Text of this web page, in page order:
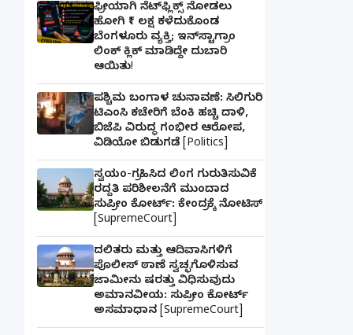
ಫ್ರೀಯಾಗಿ ನೆಟ್‌ಫ್ಲಿಕ್ಸ್ ನೋಡಲು
ಹೋಗಿ ₹1 ಲಕ್ಷ ಕಳೆದುಕೊಂಡ
ಬೆಂಗಳೂರು ವ್ಯಕ್ತಿ; ಇನ್‌ಸ್ಟಾಗ್ರಾಂ
ಲಿಂಕ್ ಕ್ಲಿಕ್ ಮಾಡಿದ್ದೇ ದುಬಾರಿ
ಆಯಿತು!
ಪಶ್ಚಿಮ ಬಂಗಾಳ ಚುನಾವಣೆ: ಸಿಲಿಗುರಿ
ಟಿಎಂಸಿ ಕಚೇರಿಗೆ ಬೆಂಕಿ ಹಚ್ಚಿ ದಾಳಿ,
ಬಿಜೆಪಿ ವಿರುದ್ಧ ಗಂಭೀರ ಆರೋಪ,
ವಿಡಿಯೋ ಬಿಡುಗಡೆ [Politics]
ಸ್ವಯಂ-ಗ್ರಹಿಸಿದ ಲಿಂಗ ಗುರುತಿಸುವಿಕೆ
ರದ್ದತಿ ಪರಿಶೀಲನೆಗೆ ಮುಂದಾದ
ಸುಪ್ರೀಂ ಕೋರ್ಟ್: ಕೇಂದ್ರಕ್ಕೆ ನೋಟಿಸ್
[SupremeCourt]
ದಲಿತರು ಮತ್ತು ಆದಿವಾಸಿಗಳಿಗೆ
ಪೊಲೀಸ್ ಠಾಣೆ ಸ್ವಚ್ಛಗೊಳಿಸುವ
ಜಾಮೀನು ಷರತ್ತು ವಿಧಿಸುವುದು
ಅಮಾನವೀಯ: ಸುಪ್ರೀಂ ಕೋರ್ಟ್
ಅಸಮಾಧಾನ [SupremeCourt]